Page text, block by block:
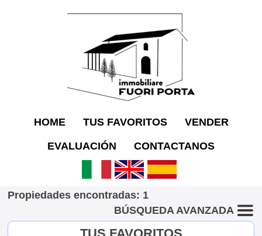
HOME TUS FAVORITOS VENDER
EVALUACIÓN CONTACTANOS
Propiedades encontradas: 1
BÚSQUEDA AVANZADA